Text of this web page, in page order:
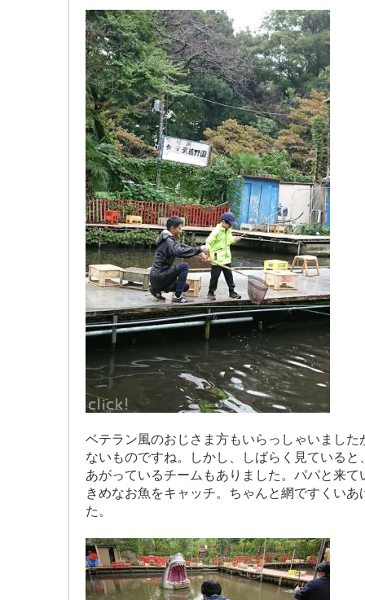
ベテラン風のおじさま方もいらっしゃいました
ないものですね。しかし、しばらく見ていると
あがっているチームもありました。パパと来て
きめなお魚をキャッチ。ちゃんと網ですくいあ
た。